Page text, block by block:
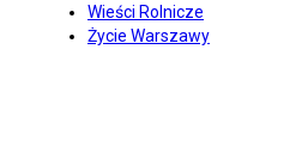
Wieści Rolnicze
Życie Warszawy